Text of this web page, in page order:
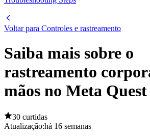
Voltar para Controles e rastreamento
Saiba mais sobre o
rastreamento
mãos no Meta Quest
30 curtidas
Atualização:há 16 semanas